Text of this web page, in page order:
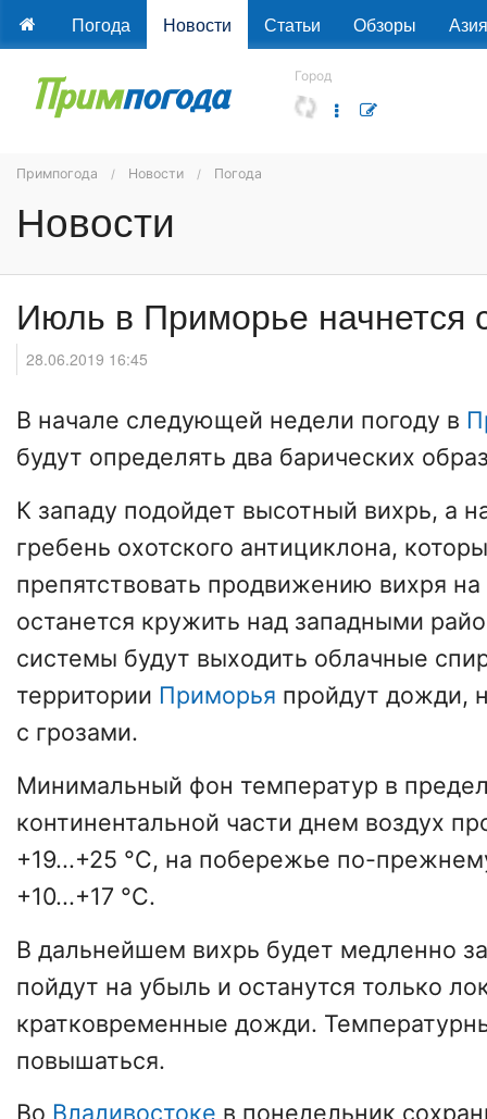
Погода Новости Статьи Обзоры Азия
Город
Примпогода Новости Погода
Новости
Июль в Приморье начнется
28.06.2019 16:45
В начале следующей недели погоду в
будут определять два барических
К западу подойдет высотный вихрь, а
гребень охотского антициклона,
препятствовать продвижению вихря
останется кружить над западными
системы будут выходить облачные
территории Приморья пройдут дожди,
с грозами.
Минимальный фон температур в
континентальной части днем воздух
+19...+25 °С, на побережье по-
+10...+17 °С.
В дальнейшем вихрь будет медленно
пойдут на убыль и останутся только
кратковременные дожди.
повышаться.
Во Владивостоке в понедельник